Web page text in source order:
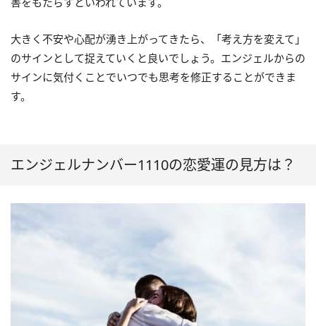
大きく不安や心配が湧き上がってきたら、「考え方を変えて」
のサインとして捉えていくと良いでしょう。エンジェルからの
サインに気付くことでいつでも思考を修正することができま
す。
エンジェルナンバー1110の恋愛運の見方は？